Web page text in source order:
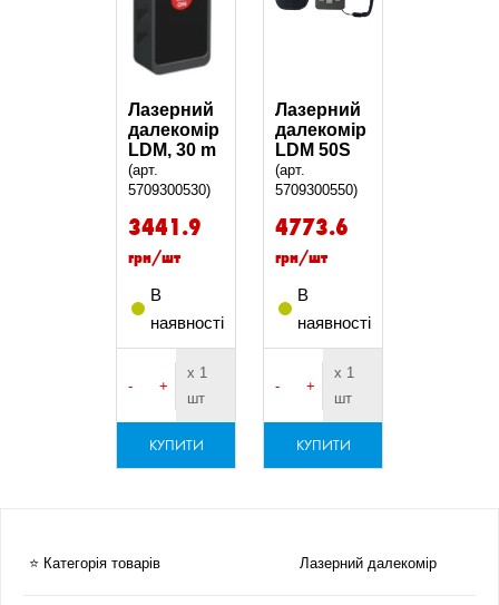
Лазерний
далекомір
LDM, 30 m
(арт.
5709300530)
3441.9
грн/шт
В
наявності
- +
х 1
шт
КУПИТИ
Лазерний
далекомір
LDM 50S
(арт.
5709300550)
4773.6
грн/шт
В
наявності
- +
х 1
шт
КУПИТИ
⭐ Категорія товарів Лазерний далекомір